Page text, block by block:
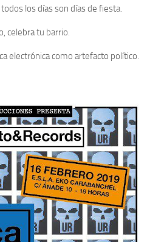
los días son días de fiesta.
celebra tu barrio.
electrónica como artefacto político.